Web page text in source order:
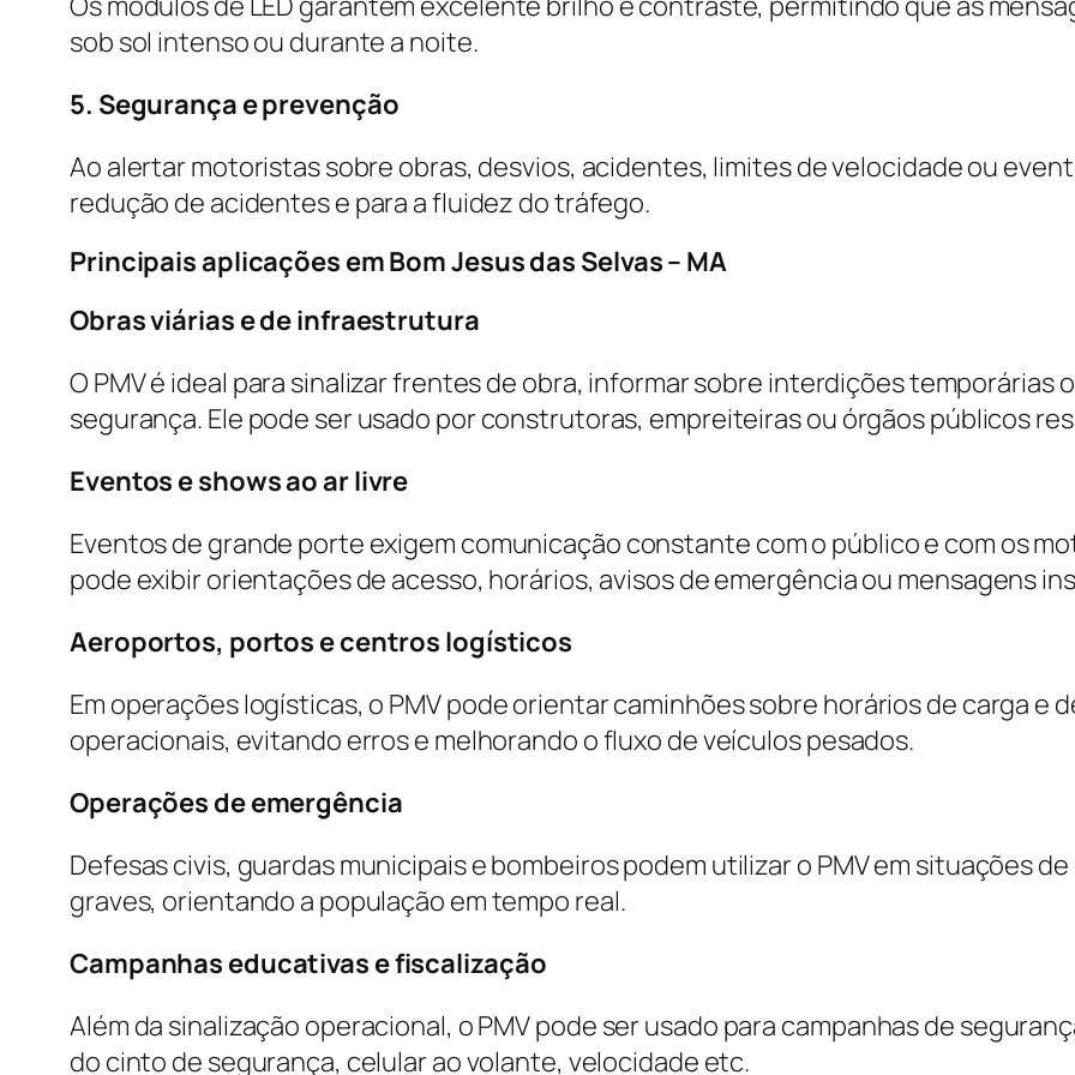
sob sol intenso ou durante a noite.
5. Segurança e prevenção
Ao alertar motoristas sobre obras, desvios, acidentes, limites de velocidade ou
redução de acidentes e para a fluidez do tráfego.
Principais aplicações em Bom Jesus das Selvas – MA
Obras viárias e de infraestrutura
O PMV é ideal para sinalizar frentes de obra, informar sobre interdições temporárias
segurança. Ele pode ser usado por construtoras, empreiteiras ou órgãos públicos
Eventos e shows ao ar livre
Eventos de grande porte exigem comunicação constante com o público e com os
pode exibir orientações de acesso, horários, avisos de emergência ou mensagens
Aeroportos, portos e centros logísticos
Em operações logísticas, o PMV pode orientar caminhões sobre horários de carga e
operacionais, evitando erros e melhorando o fluxo de veículos pesados.
Operações de emergência
Defesas civis, guardas municipais e bombeiros podem utilizar o PMV em situações
graves, orientando a população em tempo real.
Campanhas educativas e fiscalização
Além da sinalização operacional, o PMV pode ser usado para campanhas de
do cinto de segurança, celular ao volante, velocidade etc.